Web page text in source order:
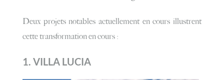
Deux projets notables actuellement en cours illustrent
cette transformation en cours :
1. VILLA LUCIA